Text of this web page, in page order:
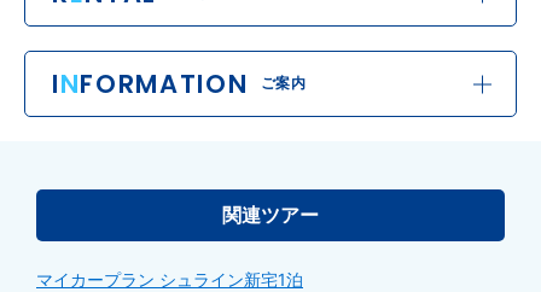
INFORMATION ご案内
関連ツアー
マイカープラン シュライン新宅1泊